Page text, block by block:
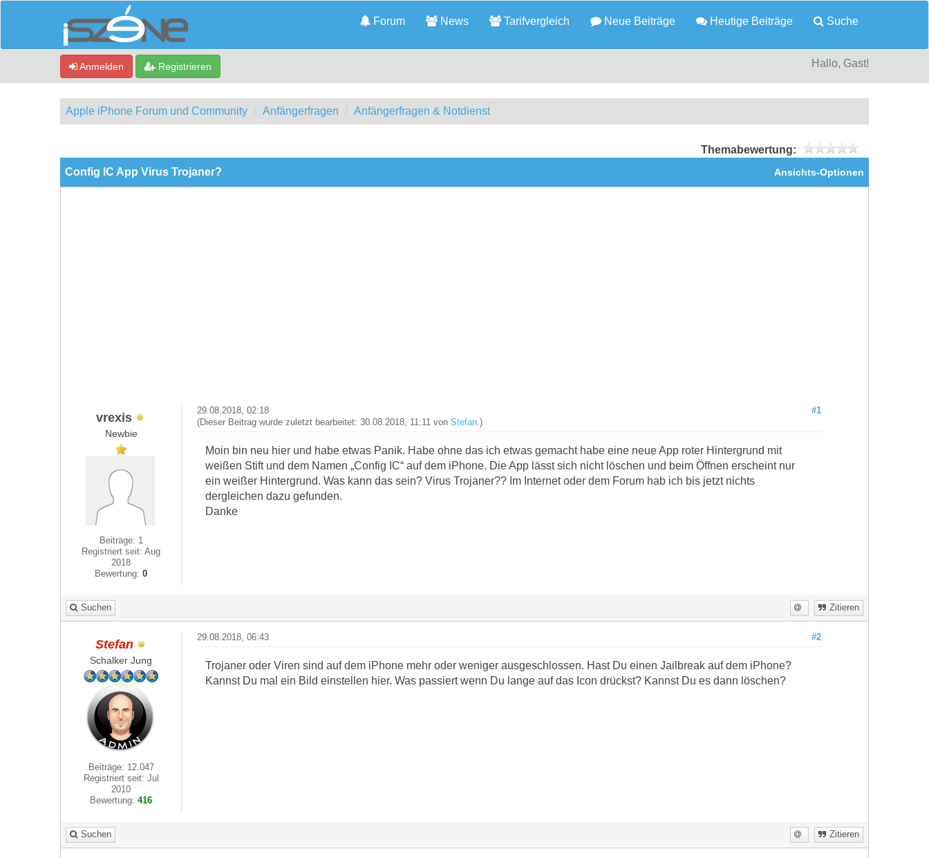
Forum News Tarifvergleich Neue Beiträge Heutige Beiträge Suche
Anmelden Registrieren Hallo, Gast!
Apple iPhone Forum und Community Anfängerfragen Anfängerfragen & Notdienst
Themabewertung:
Ansichts-Optionen
Config IC App Virus Trojaner?
vrexis
Newbie
Beiträge: 1
Registriert seit: Aug
2018
Bewertung:0
#1
29.08.2018, 02:18
(Dieser Beitrag wurde zuletzt bearbeitet: 30.08.2018, 11:11 von Stefan.)
Moin bin neu hier und habe etwas Panik. Habe ohne das ich etwas gemacht habe eine neue App roter Hintergrund mit
weißen Stift und dem Namen „Config IC“ auf dem iPhone. Die App lässt sich nicht löschen und beim Öffnen erscheint nur
ein weißer Hintergrund. Was kann das sein? Virus Trojaner?? Im Internet oder dem Forum hab ich bis jetzt nichts
dergleichen dazu gefunden.
Danke
Suchen Zitieren
Stefan
Schalker Jung
Beiträge: 12.047
Registriert seit: Jul
2010
Bewertung:416
#2
29.08.2018, 06:43
Trojaner oder Viren sind auf dem iPhone mehr oder weniger ausgeschlossen. Hast Du einen Jailbreak auf dem iPhone?
Kannst Du mal ein Bild einstellen hier. Was passiert wenn Du lange auf das Icon drückst? Kannst Du es dann löschen?
Suchen Zitieren